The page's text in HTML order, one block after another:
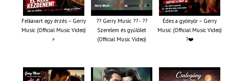
Felkavart egy érzés – Gerry
Music (Official Music Video)
⚡
?? Gerry Music ?? - ??
Szerelem és gyűlölet
(Official Music Video)
Édes a gyönyör – Gerry
Music (Official Music Video)
?❤️